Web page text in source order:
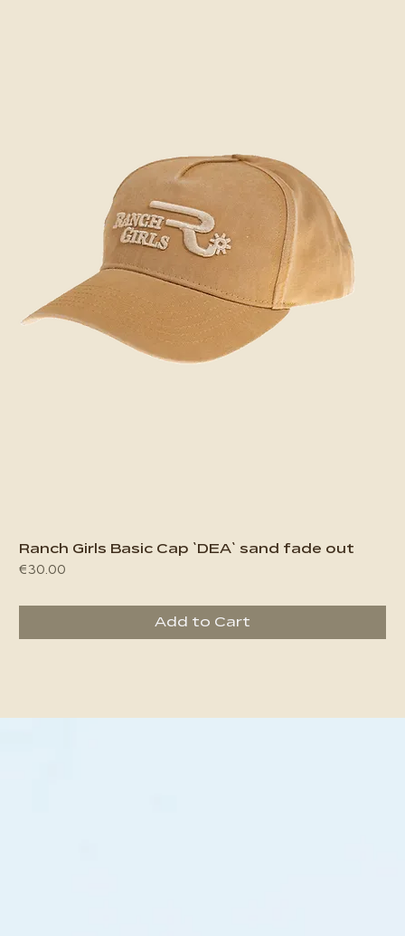
Ranch Girls Basic Cap `DEA` sand fade out
Price
€30.00
Add to Cart